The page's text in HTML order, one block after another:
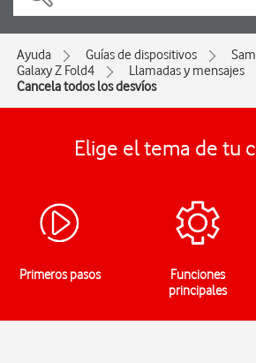
Ayuda Guías de dispositivos
Galaxy Z Fold4
Llamadas y mensajes
Cancela todos los desvíos
Elige el tema de tu
Primeros pasos
Funciones
principales